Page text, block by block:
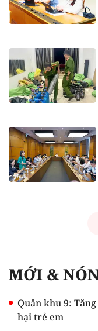
MỚI &
Quân khu 9:
hại trẻ em